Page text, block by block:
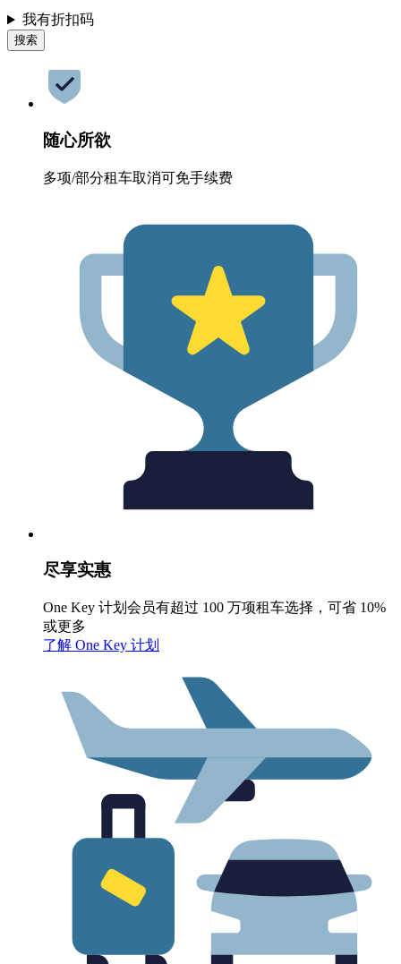
我有折扣码
搜索
随心所欲
多项/部分租车取消可免手续费
尽享实惠
One Key 计划会员有超过 100 万项租车选择，可省 10%
或更多
了解 One Key 计划